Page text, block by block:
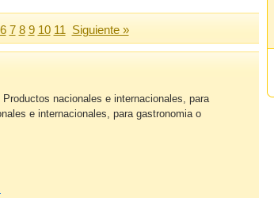
6 7 8 9 10 11 Siguiente »
nacionales e internacionales, para
e internacionales, para gastronomia o